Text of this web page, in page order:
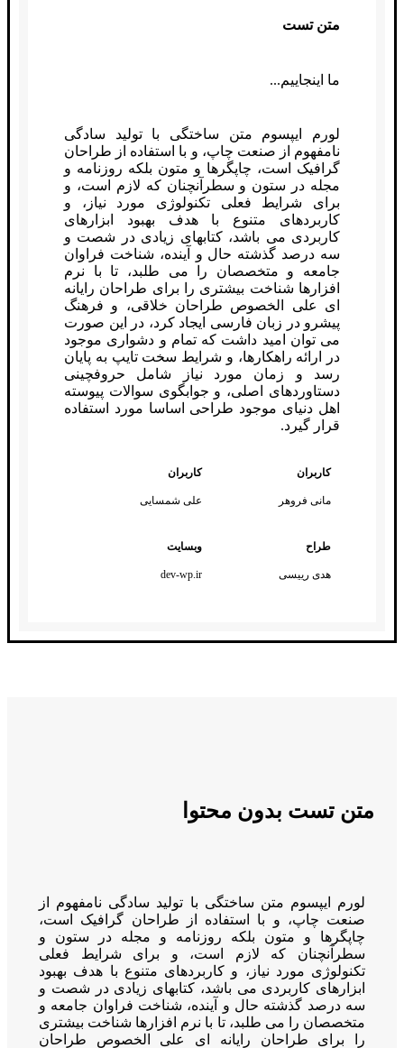
متن تست
ما اینجاییم...
لورم ایپسوم متن ساختگی با تولید سادگی
نامفهوم از صنعت چاپ، و با استفاده از طراحان
گرافیک است، چاپگرها و متون بلکه روزنامه و
مجله در ستون و سطرآنچنان که لازم است، و
برای شرایط فعلی تکنولوژی مورد نیاز، و
کاربردهای متنوع با هدف بهبود ابزارهای
کاربردی می باشد، کتابهای زیادی در شصت و
سه درصد گذشته حال و آینده، شناخت فراوان
جامعه و متخصصان را می طلبد، تا با نرم
افزارها شناخت بیشتری را برای طراحان رایانه
ای علی الخصوص طراحان خلاقی، و فرهنگ
پیشرو در زبان فارسی ایجاد کرد، در این صورت
می توان امید داشت که تمام و دشواری موجود
در ارائه راهکارها، و شرایط سخت تایپ به پایان
رسد و زمان مورد نیاز شامل حروفچینی
دستاوردهای اصلی، و جوابگوی سوالات پیوسته
اهل دنیای موجود طراحی اساسا مورد استفاده
قرار گیرد.
کاربران
مانی فروهر
کاربران
علی شمسایی
طراح
هدی رییسی
وبسایت
dev-wp.ir
متن تست بدون محتوا
لورم ایپسوم متن ساختگی با تولید سادگی نامفهوم از
صنعت چاپ، و با استفاده از طراحان گرافیک است،
چاپگرها و متون بلکه روزنامه و مجله در ستون و
سطرآنچنان که لازم است، و برای شرایط فعلی
تکنولوژی مورد نیاز، و کاربردهای متنوع با هدف بهبود
ابزارهای کاربردی می باشد، کتابهای زیادی در شصت و
سه درصد گذشته حال و آینده، شناخت فراوان جامعه و
متخصصان را می طلبد، تا با نرم افزارها شناخت بیشتری
را برای طراحان رایانه ای علی الخصوص طراحان